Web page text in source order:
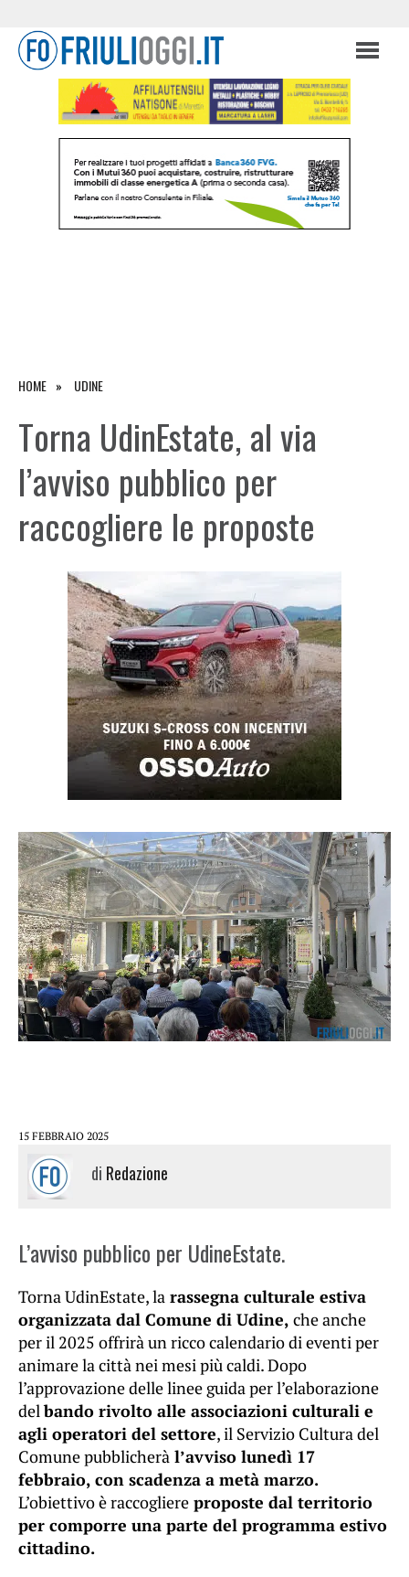
HOME UDINE
Torna UdinEstate, al via
l’avviso pubblico per
raccogliere le proposte
15 FEBBRAIO 2025
di Redazione
L’avviso pubblico per UdineEstate.
Torna UdinEstate, la rassegna culturale estiva
organizzata dal Comune di Udine, che anche
per il 2025 offrirà un ricco calendario di eventi per
animare la città nei mesi più caldi. Dopo
l’approvazione delle linee guida per l’elaborazione
delbando rivolto alle associazioni culturali e
agli operatori del settore, il Servizio Cultura del
Comune pubblicherà l’avviso lunedì 17
febbraio, con scadenza a metà marzo.
L’obiettivo è raccogliere proposte dal territorio
per comporre una parte del programma estivo
cittadino.